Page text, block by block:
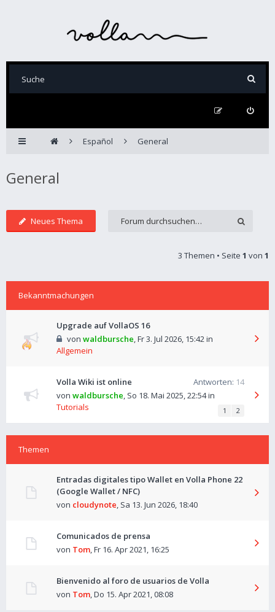
Español General
General
Neues Thema
3 Themen • Seite 1 von 1
Bekanntmachungen
Upgrade auf VollaOS 16
von waldbursche,Fr 3. Jul 2026, 15:42in
Allgemein
Volla Wiki ist online Antworten: 14
von waldbursche, So 18. Mai 2025, 22:54in
Tutorials
1 2
Themen
Entradas digitales tipo Wallet en Volla Phone 22
(Google Wallet / NFC)
von cloudynote, Sa 13. Jun 2026, 18:40
Comunicados de prensa
von Tom,Fr 16. Apr 2021, 16:25
Bienvenido al foro de usuarios de Volla
von Tom,Do 15. Apr 2021, 08:08